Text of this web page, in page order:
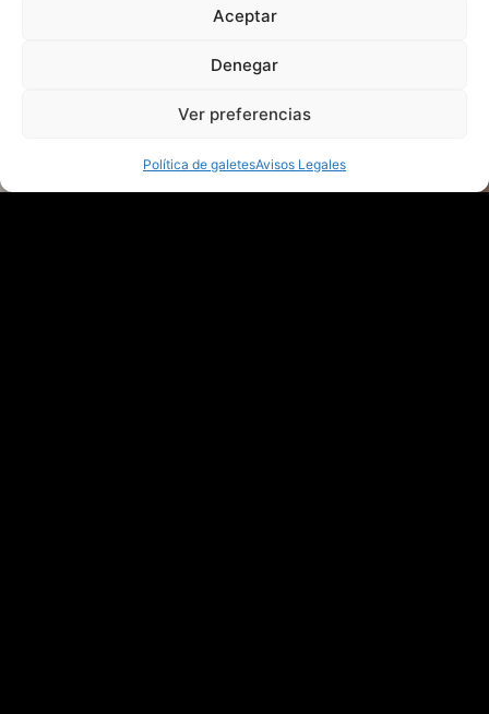
Aceptar
Denegar
Ver preferencias
Política de galetesAvisos Legales